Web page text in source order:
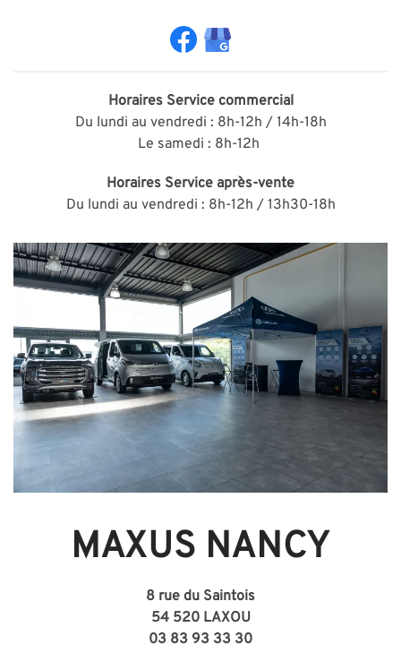
Horaires Service commercial
Du lundi au vendredi : 8h-12h / 14h-18h
Le samedi : 8h-12h
Horaires Service après-vente
Du lundi au vendredi : 8h-12h / 13h30-18h
MAXUS NANCY
8 rue du Saintois
54 520 LAXOU
03 83 93 33 30